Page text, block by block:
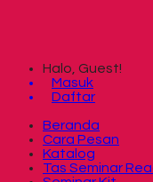
Halo, Guest!
Masuk
Daftar
Beranda
Cara Pesan
Katalog
Tas Seminar